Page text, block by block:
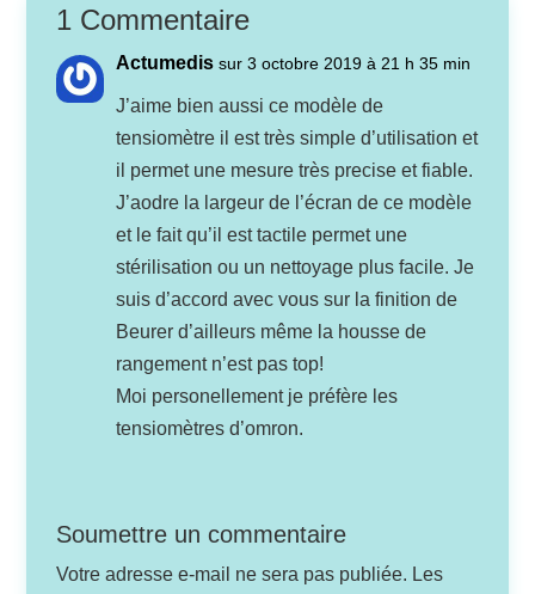
1 Commentaire
Actumedis sur 3 octobre 2019 à 21 h 35 min
J’aime bien aussi ce modèle de
tensiomètre il est très simple d’utilisation et
il permet une mesure très precise et fiable.
J’aodre la largeur de l’écran de ce modèle
et le fait qu’il est tactile permet une
stérilisation ou un nettoyage plus facile. Je
suis d’accord avec vous sur la finition de
Beurer d’ailleurs même la housse de
rangement n’est pas top!
Moi personellement je préfère les
tensiomètres d’omron.
Soumettre un commentaire
Votre adresse e-mail ne sera pas publiée. Les